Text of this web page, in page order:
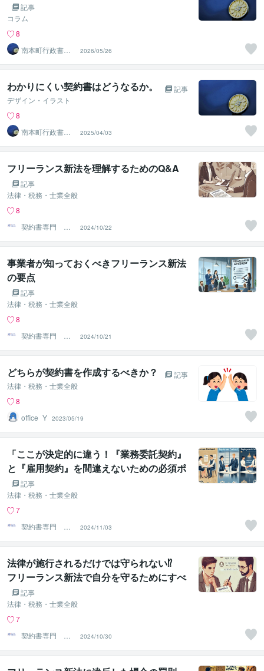
記事
コラム
8
南本町行政書士
事務所
2026/05/26
わかりにくい契約書はどうなるか。
記事
デザイン・イラスト
8
南本町行政書士
事務所
2025/04/03
フリーランス新法を理解するためのQ&A
記事
法律・税務・士業全般
8
契約書専門 ア
トラス行政書士
法人
2024/10/22
事業者が知っておくべきフリーランス新法
の要点
記事
法律・税務・士業全般
8
契約書専門 ア
トラス行政書士
法人
2024/10/21
どちらが契約書を作成するべきか？
記事
法律・税務・士業全般
8
office_Y 2023/05/19
「ここが決定的に違う！『業務委託契約』
と『雇用契約』を間違えないための必須ポ
イント」
記事
法律・税務・士業全般
7
契約書専門 ア
トラス行政書士
法人
2024/11/03
法律が施行されるだけでは守られない⁉
フリーランス新法で自分を守るためにすべ
きこと
記事
法律・税務・士業全般
7
契約書専門 ア
トラス行政書士
法人
2024/10/30